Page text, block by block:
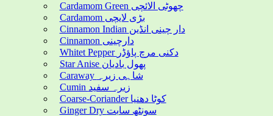
Cardamom Green چھوٹی الائچی
Cardamom بڑی لایچی
Cinnamon Indian دار چینی انڈین
Cinnamon دارچینی
Whitet Pepper دکنی مرچ پاؤڈر
Star Anise پھول بادیان
Caraway شاہی زیرہ
Cumin زیرہ سفید
Coarse-Coriander کوٹا دھنیا
Ginger Dry سونٹھ سابت